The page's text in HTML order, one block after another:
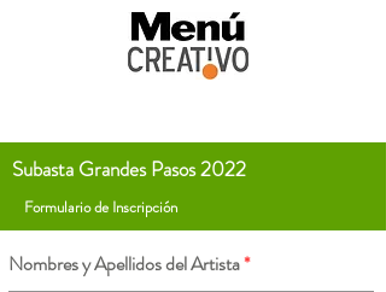
Subasta Grandes Pasos 2022
Formulario de Inscripción
Nombres y Apellidos del Artista